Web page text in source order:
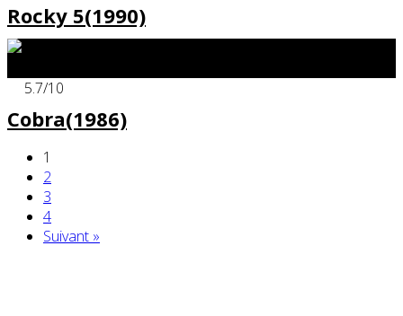
Rocky 5(1990)
5.7/10
Cobra(1986)
1
2
3
4
Suivant »